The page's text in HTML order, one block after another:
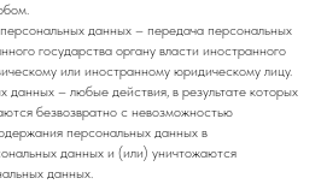
данных – передача персональных
государства органу власти иностранного
или иностранному юридическому лицу.
данных – любые действия, в результате которых
безвозвратно с невозможностью
персональных данных в
данных и (или) уничтожаются
данных.